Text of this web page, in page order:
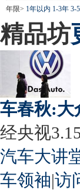
年限> 1年以内 1-3年 3-
精品坊
车春秋:
经央视
汽车大讲
车领袖|访